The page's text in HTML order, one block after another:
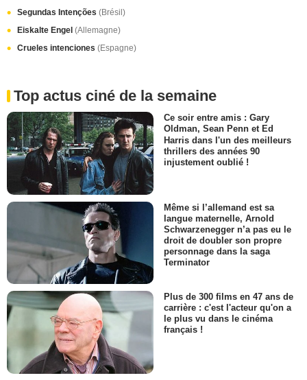
Segundas Intenções (Brésil)
Eiskalte Engel (Allemagne)
Crueles intenciones (Espagne)
Top actus ciné de la semaine
Ce soir entre amis : Gary
Oldman, Sean Penn et Ed
Harris dans l'un des meilleurs
thrillers des années 90
injustement oublié !
Même si l’allemand est sa
langue maternelle, Arnold
Schwarzenegger n’a pas eu le
droit de doubler son propre
personnage dans la saga
Terminator
Plus de 300 films en 47 ans de
carrière : c'est l'acteur qu'on a
le plus vu dans le cinéma
français !